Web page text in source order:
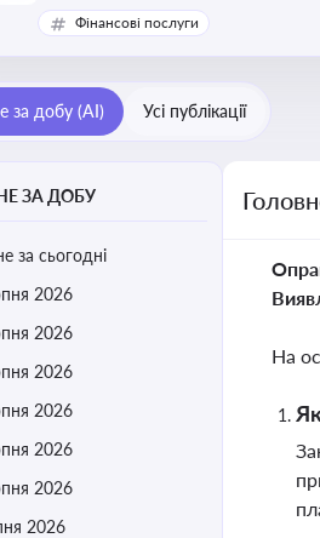
криптовалюти
Фінансові послуги
за добу (AI) Усі публікації
ЗА ДОБУ
за сьогодні
2026
2026
2026
2026
2026
2026
2026
На